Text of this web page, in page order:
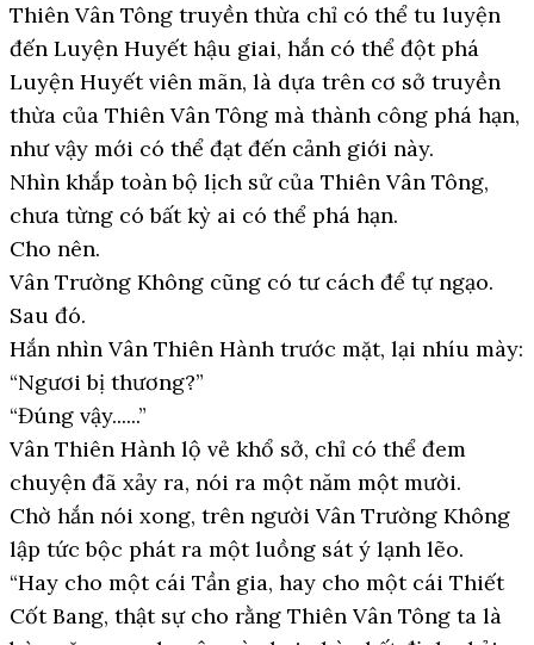
Thiên Vân Tông truyền thừa chỉ có thể tu luyện
đến Luyện Huyết hậu giai, hắn có thể đột phá
Luyện Huyết viên mãn, là dựa trên cơ sở truyền
thừa của Thiên Vân Tông mà thành công phá hạn,
như vậy mới có thể đạt đến cảnh giới này.
Nhìn khắp toàn bộ lịch sử của Thiên Vân Tông,
chưa từng có bất kỳ ai có thể phá hạn.
Cho nên.
Vân Trường Không cũng có tư cách để tự ngạo.
Sau đó.
Hắn nhìn Vân Thiên Hành trước mặt, lại nhíu mày:
“Ngươi bị thương?”
“Đúng vậy......”
Vân Thiên Hành lộ vẻ khổ sở, chỉ có thể đem
chuyện đã xảy ra, nói ra một năm một mười.
Chờ hắn nói xong, trên người Vân Trường Không
lập tức bộc phát ra một luồng sát ý lạnh lẽo.
“Hay cho một cái Tần gia, hay cho một cái Thiết
Cốt Bang, thật sự cho rằng Thiên Vân Tông ta là